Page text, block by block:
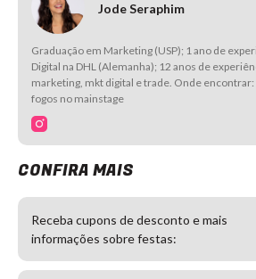
Jode Seraphim
Graduação em Marketing (USP); 1 ano de
Digital na DHL (Alemanha); 12 anos de
marketing, mkt digital e trade. Onde
fogos no mainstage
CONFIRA MAIS
Receba cupons de desconto e mais
informações sobre festas: